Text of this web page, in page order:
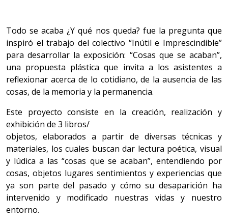
Todo se acaba ¿Y qué nos queda? fue la pregunta que
inspiró el trabajo del colectivo “Inútil e Imprescindible”
para desarrollar la exposición: “Cosas que se acaban”,
una propuesta plástica que invita a los asistentes a
reflexionar acerca de lo cotidiano, de la ausencia de las
cosas, de la memoria y la permanencia.
Este proyecto consiste en la creación, realización y
exhibición de 3 libros/
objetos, elaborados a partir de diversas técnicas y
materiales, los cuales buscan dar lectura poética, visual
y lúdica a las “cosas que se acaban”, entendiendo por
cosas, objetos lugares sentimientos y experiencias que
ya son parte del pasado y cómo su desaparición ha
intervenido y modificado nuestras vidas y nuestro
entorno.